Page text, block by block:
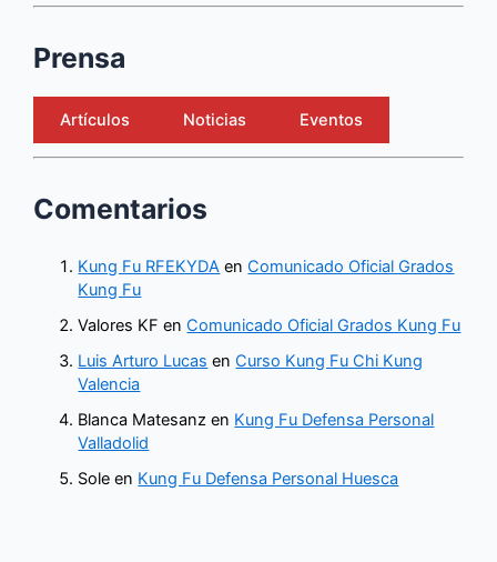
Prensa
Artículos Noticias Eventos
Comentarios
Kung Fu RFEKYDA enComunicado Oficial Grados
Kung Fu
Valores KF enComunicado Oficial Grados Kung Fu
Luis Arturo Lucas enCurso Kung Fu Chi Kung
Valencia
Blanca Matesanz en Kung Fu Defensa Personal
Valladolid
Sole en Kung Fu Defensa Personal Huesca